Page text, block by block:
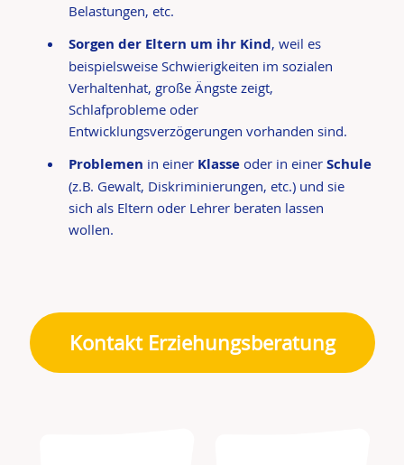
Belastungen, etc.
Sorgen der Eltern um ihr Kind, weil es
beispielsweise Schwierigkeiten im sozialen
Verhaltenhat, große Ängste zeigt,
Schlafprobleme oder
Entwicklungsverzögerungen vorhanden sind.
Problemen in einer Klasse oder in einer Schule
(z.B. Gewalt, Diskriminierungen, etc.) und sie
sich als Eltern oder Lehrer beraten lassen
wollen.
Kontakt Erziehungsberatung